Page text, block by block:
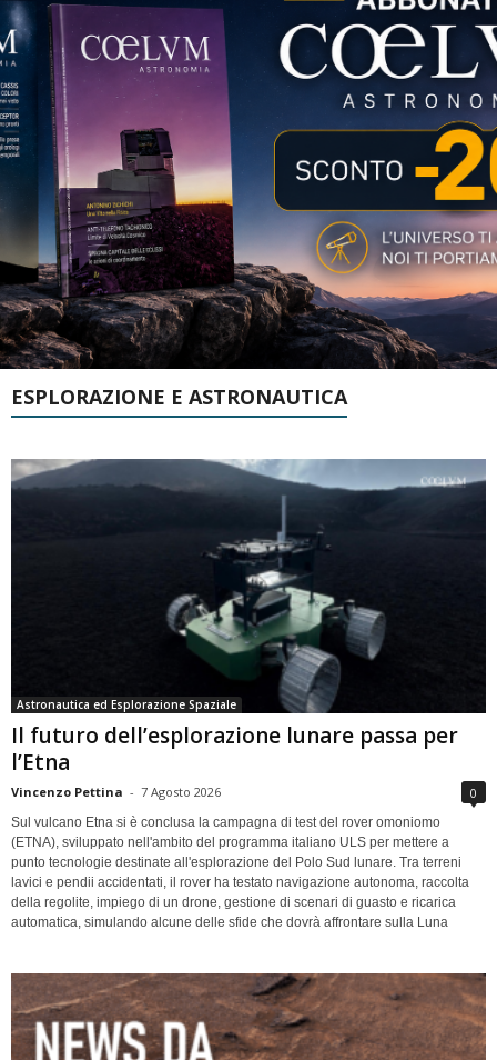
ESPLORAZIONE E ASTRONAUTICA
Astronautica ed Esplorazione Spaziale
Il futuro dell’esplorazione lunare passa per
l’Etna
Vincenzo Pettina - 7 Agosto 2026 0
Sul vulcano Etna si è conclusa la campagna di test del rover omoniomo
(ETNA), sviluppato nell'ambito del programma italiano ULS per mettere a
punto tecnologie destinate all'esplorazione del Polo Sud lunare. Tra terreni
lavici e pendii accidentati, il rover ha testato navigazione autonoma, raccolta
della regolite, impiego di un drone, gestione di scenari di guasto e ricarica
automatica, simulando alcune delle sfide che dovrà affrontare sulla Luna